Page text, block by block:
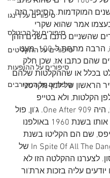
סיפורים על רינגו
סיפורים על הביטלס
סיפורים על התקליטים
סיפורים על ההופעות
סיפורים על המקורבים
המוקדמות. הסיפור הזה
אמר שהוא שקרי
שהשניים כתבו בשנים ההן
הייתה מועטה, הרבה מתחת ל-100. מעט
שהם כתבו אז, שכן חלק
בכלל או שההקלטות שלהם
הראשון של לנון-מקרטני
הקלטות, ולא בטייפ
ריקורדר ביתי, היה One After 909. ג'ון, פול
וג'ורג' הקליטו אותו בשנת 1960 באולפנו
שם הם הקליטו בשנת
1958 את In Spite Of All The Danger של
לצערנו ההקלטה הזו לא
יודעים עליה בזכות ארת'ור